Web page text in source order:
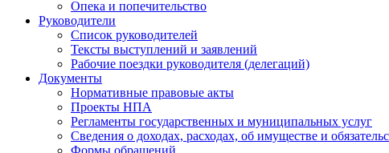
Опека и попечительство
Руководители
Список руководителей
Тексты выступлений и заявлений
Рабочие поездки руководителя (делегаций)
Документы
Нормативные правовые акты
Проекты НПА
Регламенты государственных и муниципальных услуг
Сведения о доходах, расходах, об имуществе и
Формы обращений